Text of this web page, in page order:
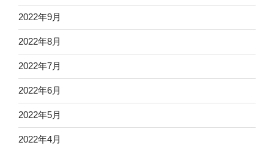
2022年9月
2022年8月
2022年7月
2022年6月
2022年5月
2022年4月